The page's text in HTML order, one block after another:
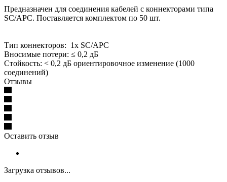
Предназначен для соединения кабелей с коннекторами типа
SC/APC. Поставляется комплектом по 50 шт.
Тип коннекторов: 1х SC/APC
Вносимые потери: ≤ 0,2 дБ
Стойкость: < 0,2 дБ ориентировочное изменение (1000
соединений)
Отзывы
Оставить отзыв
Загрузка отзывов...